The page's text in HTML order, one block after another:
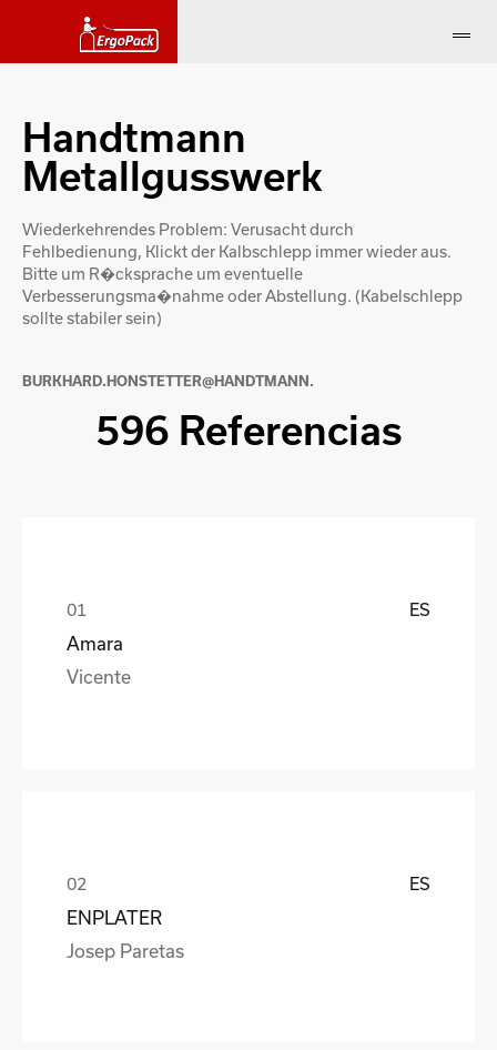
Handtmann
Metallgusswerk
Wiederkehrendes Problem: Verusacht durch
Fehlbedienung, Klickt der Kalbschlepp immer wieder aus.
Bitte um R�cksprache um eventuelle
Verbesserungsma�nahme oder Abstellung. (Kabelschlepp
sollte stabiler sein)
BURKHARD.HONSTETTER@HANDTMANN.
596 Referencias
ES
Amara
Vicente
ES
ENPLATER
Josep Paretas